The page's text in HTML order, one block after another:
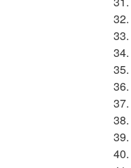
32.
33.
34.
35.
36.
37.
38.
39.
40.